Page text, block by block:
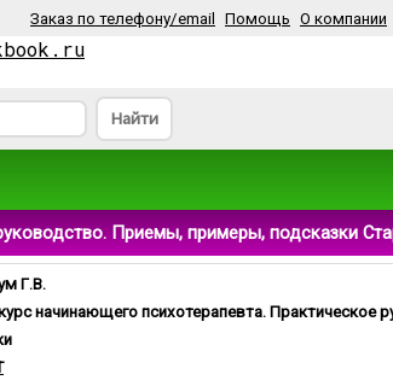
Заказ по телефону/email Помощь О компании
Найти
Приемы, примеры, подсказки
Г.В.
начинающего психотерапевта. Практическое